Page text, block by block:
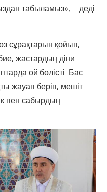
табыламыз», – деді
сұрақтарын қойып,
жастардың діни
ой бөлісті. Бас
жауап беріп, мешіт
пен сабырдың